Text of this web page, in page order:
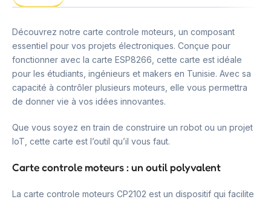
Découvrez notre carte controle moteurs, un composant
essentiel pour vos projets électroniques. Conçue pour
fonctionner avec la carte ESP8266, cette carte est idéale
pour les étudiants, ingénieurs et makers en Tunisie. Avec sa
capacité à contrôler plusieurs moteurs, elle vous permettra
de donner vie à vos idées innovantes.
Que vous soyez en train de construire un robot ou un projet
IoT, cette carte est l’outil qu’il vous faut.
Carte controle moteurs : un outil polyvalent
La carte controle moteurs CP2102 est un dispositif qui facilite